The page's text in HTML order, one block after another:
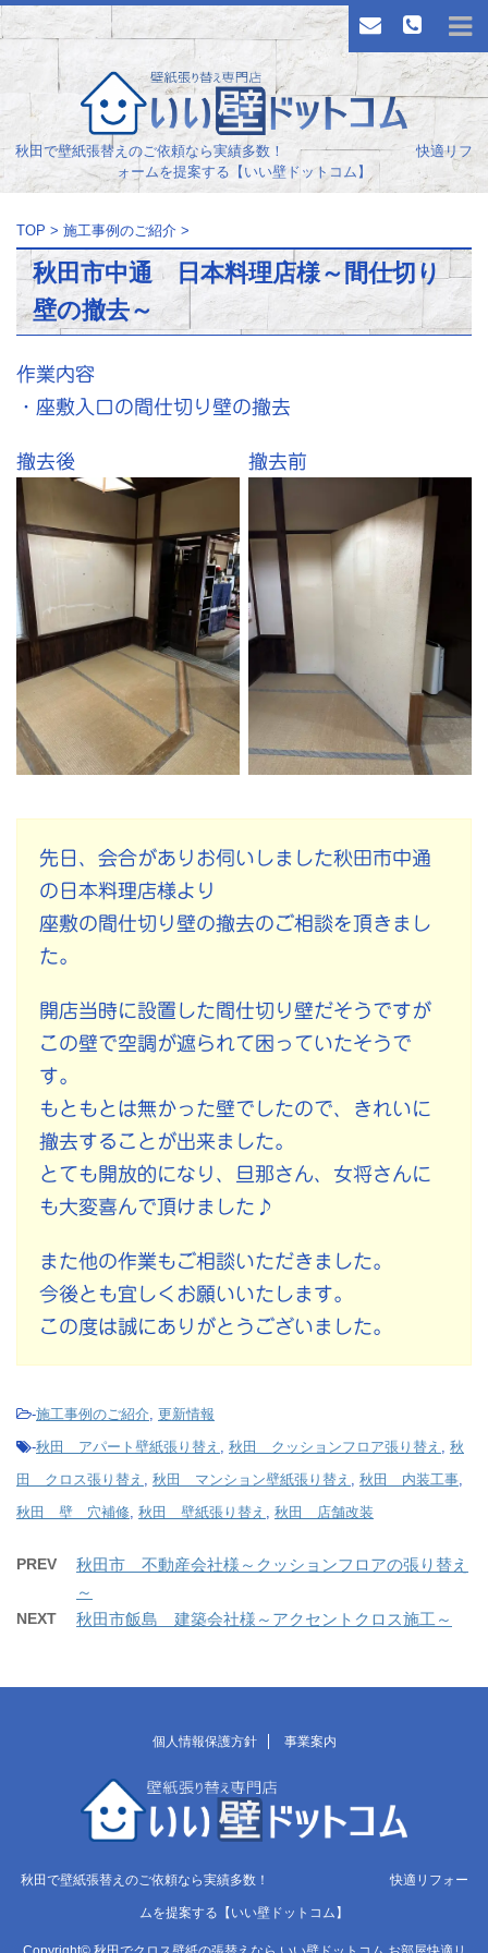
秋田で壁紙張替えのご依頼なら実績多数！ 快適リフ
ォームを提案する【いい壁ドットコム】
TOP > 施工事例のご紹介 >
秋田市中通 日本料理店様～間仕切り
壁の撤去～
作業内容
・座敷入口の間仕切り壁の撤去
撤去後 撤去前
先日、会合がありお伺いしました秋田市中通
の日本料理店様より
座敷の間仕切り壁の撤去のご相談を頂きまし
た。
開店当時に設置した間仕切り壁だそうですが
この壁で空調が遮られて困っていたそうで
す。
もともとは無かった壁でしたので、きれいに
撤去することが出来ました。
とても開放的になり、旦那さん、女将さんに
も大変喜んで頂けました♪
また他の作業もご相談いただきました。
今後とも宜しくお願いいたします。
この度は誠にありがとうございました。
-施工事例のご紹介 更新情報
-秋田 アパート壁紙張り替え 秋田 クッションフロア張り替え
秋
田 クロス張り替え
秋田 マンション壁紙張り替え 秋田 内装工事
秋田 壁 穴補修 秋田 壁紙張り替え 秋田 店舗改装
PREV
秋田市 不動産会社様～クッションフロアの張り替え
～
NEXT 秋田市飯島 建築会社様～アクセントクロス施工～
個人情報保護方針 事業案内
秋田で壁紙張替えのご依頼なら実績多数！ 快適リフォー
ムを提案する【いい壁ドットコム】